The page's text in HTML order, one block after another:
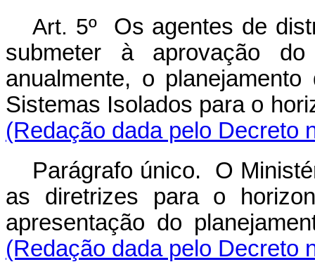
Art. 5ºOs agentes de
submeter à aprovação
anualmente, o
Sistemas Isolados para o
(Redação dada pelo Decreto
Parágrafo único. O
as diretrizes para o
apresentação do
(Redação dada pelo Decreto